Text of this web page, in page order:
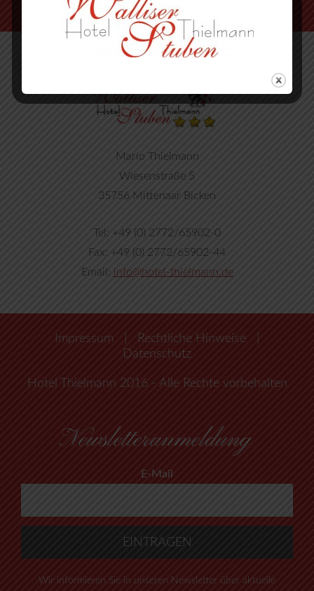
Mario Thielmann
Wiesenstraße 5
35756 Mittenaar Bicken
Tel: +49 (0) 2772/65902-0
Fax: +49 (0) 2772/65902-44
Email: info@hotel-thielmann.de
Impressum Rechtliche Hinweise
Datenschutz
Hotel Thielmann 2016 - Alle Rechte vorbehalten
Newsletteranmeldung
E-Mail
Wir informieren Sie in unseren Newsletter über aktuelle